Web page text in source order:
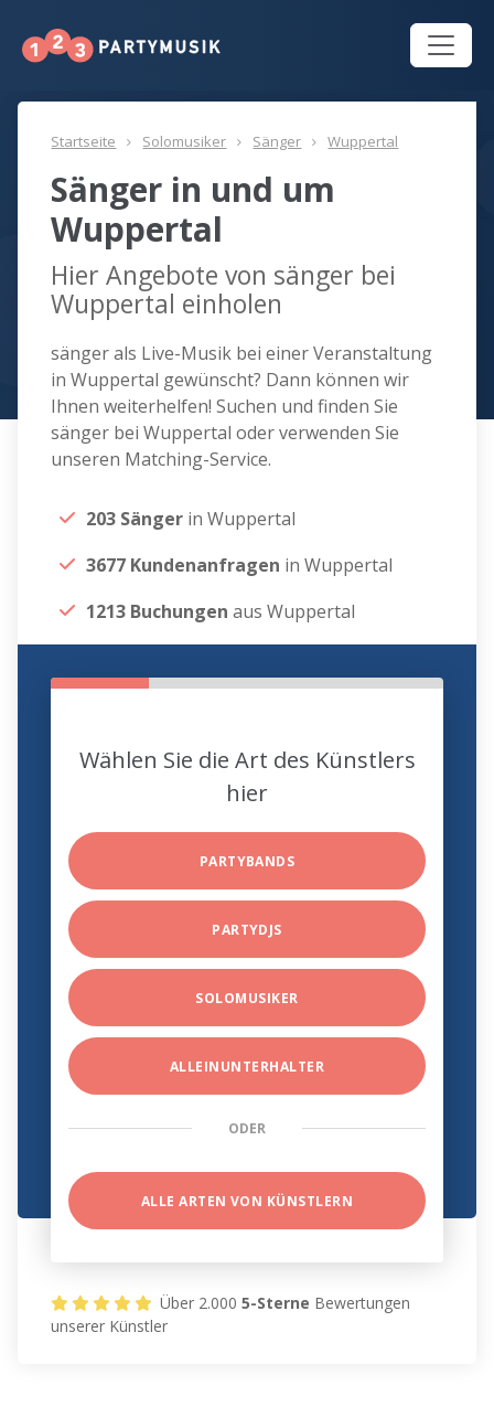
Startseite Solomusiker Sänger Wuppertal
Sänger in und um
Wuppertal
Hier Angebote von sänger bei
Wuppertal einholen
sänger als Live-Musik bei einer Veranstaltung
in Wuppertal gewünscht? Dann können wir
Ihnen weiterhelfen! Suchen und finden Sie
sänger bei Wuppertal oder verwenden Sie
unseren Matching-Service.
203 Sänger in Wuppertal
3677 Kundenanfragen in Wuppertal
1213 Buchungen aus Wuppertal
Wählen Sie die Art des Künstlers
hier
PARTYBANDS
PARTYDJS
SOLOMUSIKER
ALLEINUNTERHALTER
ODER
ALLE ARTEN VON KÜNSTLERN
Über 2.0005-Sterne Bewertungen
unserer Künstler